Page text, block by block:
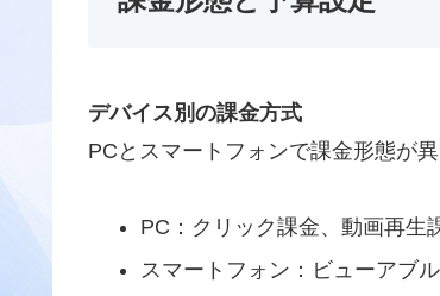
デバイス別の課金方式
PCとスマートフォンで課金形態が異
PC：クリック課金、動画再生
スマートフォン：ビューアブ